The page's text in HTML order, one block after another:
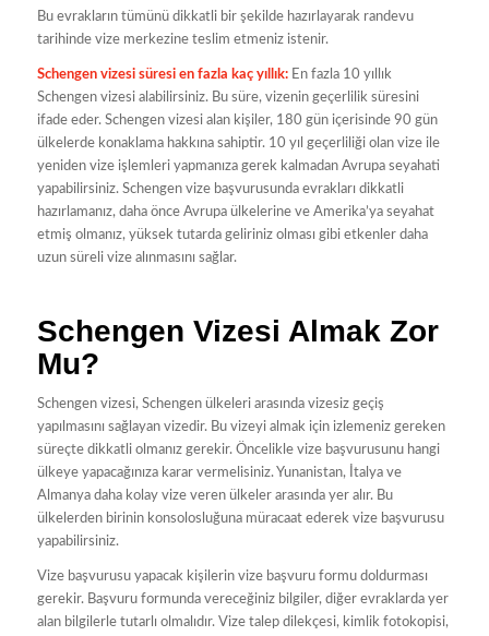
Bu evrakların tümünü dikkatli bir şekilde hazırlayarak randevu
tarihinde vize merkezine teslim etmeniz istenir.
Schengen vizesi süresi en fazla kaç yıllık: En fazla 10 yıllık
Schengen vizesi alabilirsiniz. Bu süre, vizenin geçerlilik süresini
ifade eder. Schengen vizesi alan kişiler, 180 gün içerisinde 90 gün
ülkelerde konaklama hakkına sahiptir. 10 yıl geçerliliği olan vize ile
yeniden vize işlemleri yapmanıza gerek kalmadan Avrupa seyahati
yapabilirsiniz. Schengen vize başvurusunda evrakları dikkatli
hazırlamanız, daha önce Avrupa ülkelerine ve Amerika’ya seyahat
etmiş olmanız, yüksek tutarda geliriniz olması gibi etkenler daha
uzun süreli vize alınmasını sağlar.
Schengen Vizesi Almak Zor
Mu?
Schengen vizesi, Schengen ülkeleri arasında vizesiz geçiş
yapılmasını sağlayan vizedir. Bu vizeyi almak için izlemeniz gereken
süreçte dikkatli olmanız gerekir. Öncelikle vize başvurusunu hangi
ülkeye yapacağınıza karar vermelisiniz. Yunanistan, İtalya ve
Almanya daha kolay vize veren ülkeler arasında yer alır. Bu
ülkelerden birinin konsolosluğuna müracaat ederek vize başvurusu
yapabilirsiniz.
Vize başvurusu yapacak kişilerin vize başvuru formu doldurması
gerekir. Başvuru formunda vereceğiniz bilgiler, diğer evraklarda yer
alan bilgilerle tutarlı olmalıdır. Vize talep dilekçesi, kimlik fotokopisi,